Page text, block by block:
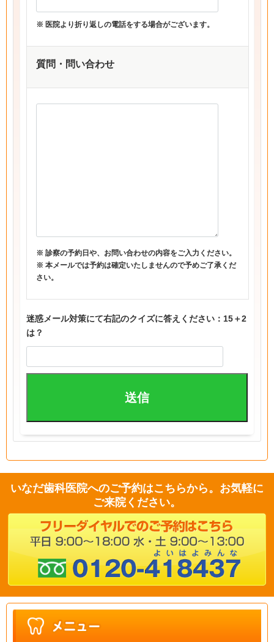
※ 医院より折り返しの電話をする場合がございます。
質問・問い合わせ
※ 診察の予約日や、お問い合わせの内容をご入力ください。
※ 本メールでは予約は確定いたしませんので予めご了承くだ
さい。
迷惑メール対策にて右記のクイズに答えください：15＋2
は？
いなだ歯科医院へのご予約はこちらから。お気軽に
ご来院ください。